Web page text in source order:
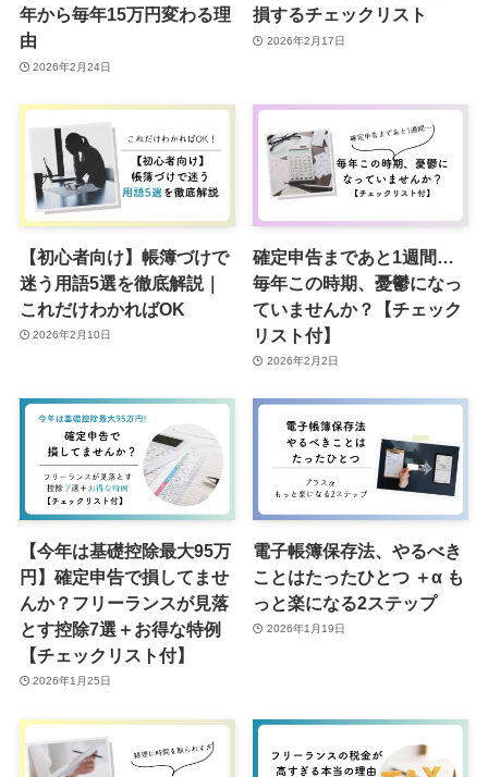
年から毎年15万円変わる理
由
2026年2月24日
損するチェックリスト
2026年2月17日
【初心者向け】帳簿づけで
迷う用語5選を徹底解説｜
これだけわかればOK
2026年2月10日
確定申告まであと1週間…
毎年この時期、憂鬱になっ
ていませんか？【チェック
リスト付】
2026年2月2日
【今年は基礎控除最大95万
円】確定申告で損してませ
んか？フリーランスが見落
とす控除7選＋お得な特例
【チェックリスト付】
2026年1月25日
電子帳簿保存法、やるべき
ことはたったひとつ ＋α も
っと楽になる2ステップ
2026年1月19日